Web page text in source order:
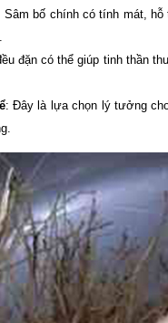
Sâm bố chính có tính mát,
đặn có thể giúp tinh thần
: Đây là lựa chọn lý tưởng